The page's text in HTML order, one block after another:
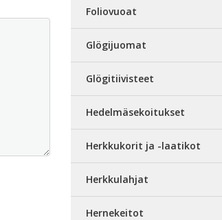
Foliovuoat
Glögijuomat
Glögitiivisteet
Hedelmäsekoitukset
Herkkukorit ja -laatikot
Herkkulahjat
Hernekeitot